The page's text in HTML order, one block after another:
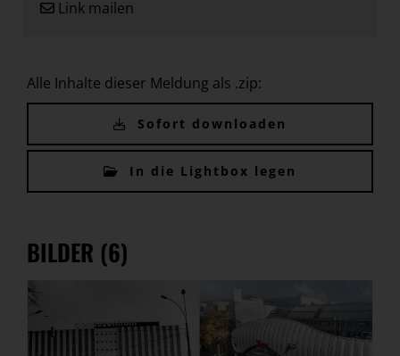
Link mailen
Alle Inhalte dieser Meldung als .zip:
Sofort downloaden
In die Lightbox legen
BILDER (6)